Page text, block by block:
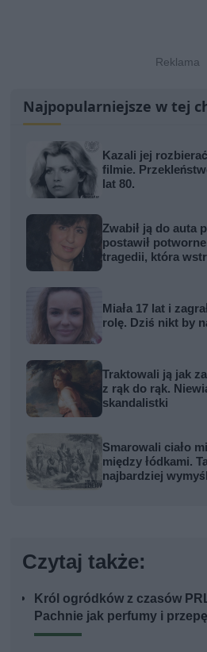
Najpopularniejsze w tej
Kazali jej
filmie.
lat 80.
Zwabił ją do auta
postawił
tragedii, która
Miała 17 lat i
rolę. Dziś nikt by
Traktowali ją jak
z rąk do rąk.
skandalistki
Smarowali ciało
między łódkami.
najbardziej
Czytaj także:
Król ogródków z czasów
Pachnie jak perfumy i